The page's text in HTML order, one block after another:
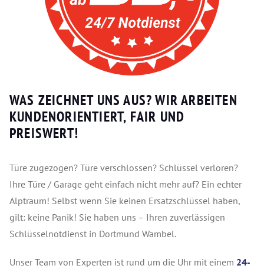
WAS ZEICHNET UNS AUS? WIR ARBEITEN
KUNDENORIENTIERT, FAIR UND
PREISWERT!
Türe zugezogen? Türe verschlossen? Schlüssel verloren?
Ihre Türe / Garage geht einfach nicht mehr auf? Ein echter
Alptraum! Selbst wenn Sie keinen Ersatzschlüssel haben,
gilt: keine Panik! Sie haben uns – Ihren zuverlässigen
Schlüsselnotdienst in Dortmund Wambel.
Unser Team von Experten ist rund um die Uhr mit einem 24-